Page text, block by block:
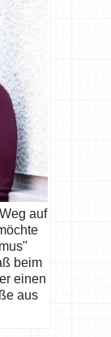
auf
beim
einen
aus